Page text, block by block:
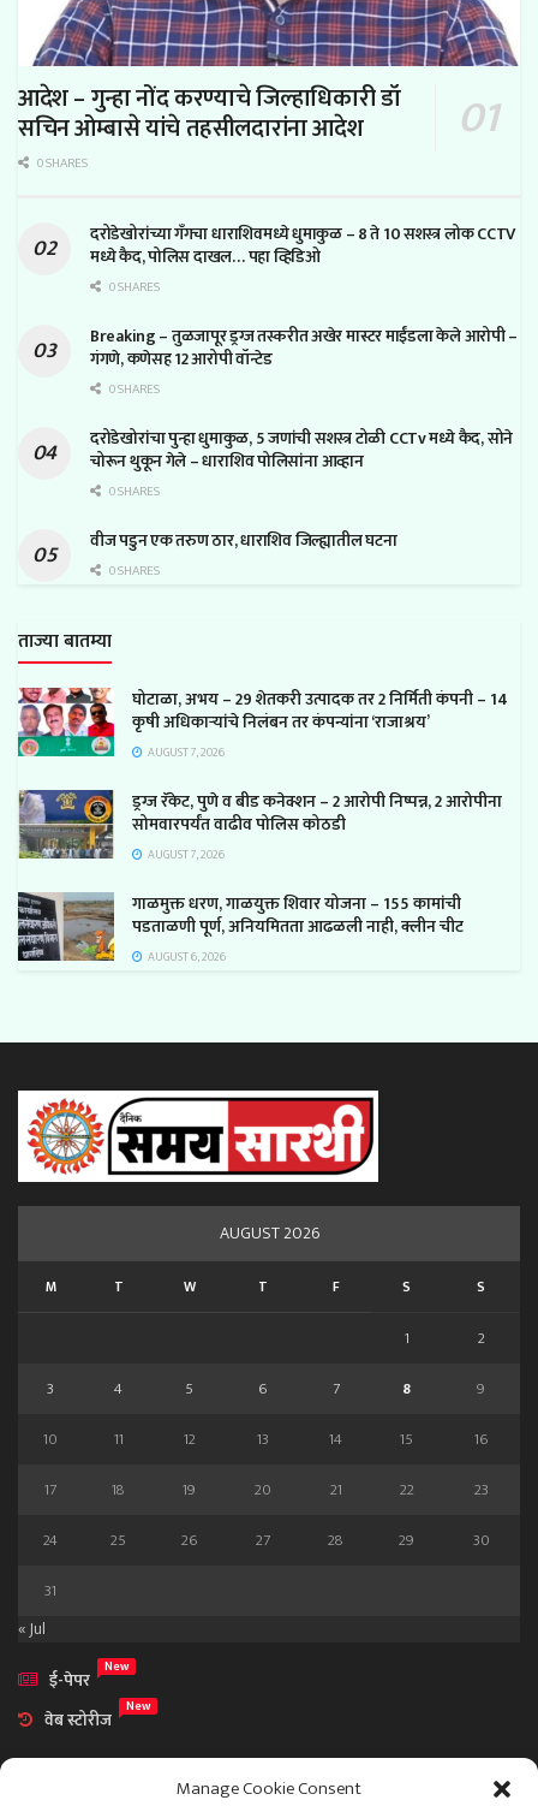
Manage Cookie Consent
आदेश – गुन्हा नोंद करण्याचे जिल्हाधिकारी डॉ
सचिन ओम्बासे यांचे तहसीलदारांना आदेश
0 SHARES
दरोडेखोरांच्या गँगचा धाराशिवमध्ये धुमाकुळ – 8 ते 10 सशस्त्र लोक CCTV
मध्ये कैद, पोलिस दाखल… पहा व्हिडिओ
0 SHARES
Breaking – तुळजापूर ड्रग्ज तस्करीत अखेर मास्टर माईंडला केले आरोपी –
गंगणे, कणेसह 12 आरोपी वॉन्टेड
0 SHARES
दरोडेखोरांचा पुन्हा धुमाकुळ, 5 जणांची सशस्त्र टोळी CCTv मध्ये कैद, सोने
चोरून थुकून गेले – धाराशिव पोलिसांना आव्हान
0 SHARES
वीज पडुन एक तरुण ठार, धाराशिव जिल्ह्यातील घटना
0 SHARES
ताज्या बातम्या
घोटाळा, अभय – 29 शेतकरी उत्पादक तर 2 निर्मिती कंपनी – 14
कृषी अधिकाऱ्यांचे निलंबन तर कंपन्यांना ‘राजाश्रय’
AUGUST 7, 2026
ड्रग्ज रॅकेट, पुणे व बीड कनेक्शन – 2 आरोपी निष्पन्न, 2 आरोपीना
सोमवारपर्यंत वाढीव पोलिस कोठडी
AUGUST 7, 2026
गाळमुक्त धरण, गाळयुक्त शिवार योजना – 155 कामांची
पडताळणी पूर्ण, अनियमितता आढळली नाही, क्लीन चीट
AUGUST 6, 2026
AUGUST 2026
M T W T F S S
1
2
3
4 5 6 7 8
9
10
11 12 13 14 15
16
17
18 19 20 21 22
23
24
25 26 27 28 29
30
31
« Jul
ई-पेपर
New
वेब स्टोरीज New